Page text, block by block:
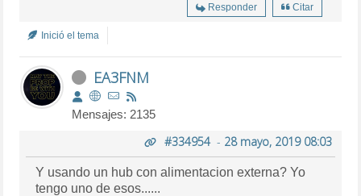
Responder Citar
Inició el tema
EA3FNM
Mensajes: 2135
#334954- 28 mayo, 2019 08:03
Y usando un hub con alimentacion externa? Yo
tengo uno de esos......